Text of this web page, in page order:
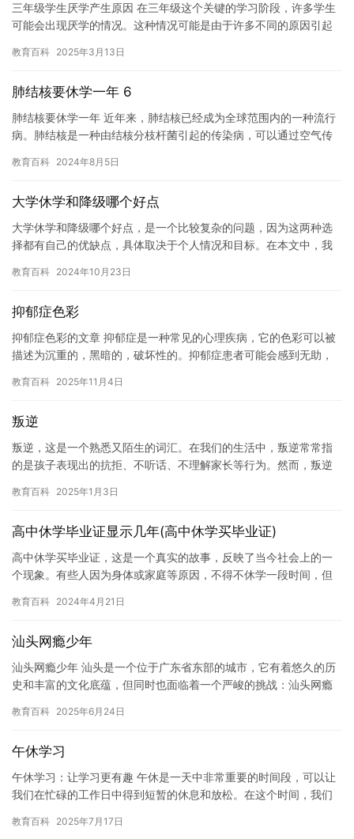
三年级学生厌学产生原因 在三年级这个关键的学习阶段，许多学生
可能会出现厌学的情况。这种情况可能是由于许多不同的原因引起
教育百科 2025年3月13日
肺结核要休学一年 6
肺结核要休学一年 近年来，肺结核已经成为全球范围内的一种流行
病。肺结核是一种由结核分枝杆菌引起的传染病，可以通过空气传
能会…
教育百科 2024年8月5日
大学休学和降级哪个好点
大学休学和降级哪个好点，是一个比较复杂的问题，因为这两种选
择都有自己的优缺点，具体取决于个人情况和目标。在本文中，我
助做出…
教育百科 2024年10月23日
抑郁症色彩
抑郁症色彩的文章 抑郁症是一种常见的心理疾病，它的色彩可以被
描述为沉重的，黑暗的，破坏性的。抑郁症患者可能会感到无助，
的歧…
教育百科 2025年11月4日
叛逆
叛逆，这是一个熟悉又陌生的词汇。在我们的生活中，叛逆常常指
的是孩子表现出的抗拒、不听话、不理解家长等行为。然而，叛逆
化、家…
教育百科 2025年1月3日
高中休学毕业证显示几年(高中休学买毕业证)
高中休学买毕业证，这是一个真实的故事，反映了当今社会上的一
个现象。有些人因为身体或家庭等原因，不得不休学一段时间，但
是，这种…
教育百科 2024年4月21日
汕头网瘾少年
汕头网瘾少年 汕头是一个位于广东省东部的城市，它有着悠久的历
史和丰富的文化底蕴，但同时也面临着一个严峻的挑战：汕头网瘾
的…
教育百科 2025年6月24日
午休学习
午休学习：让学习更有趣 午休是一天中非常重要的时间段，可以让
我们在忙碌的工作日中得到短暂的休息和放松。在这个时间，我们
学…
教育百科 2025年7月17日